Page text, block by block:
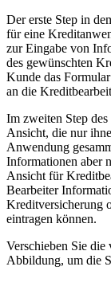
Der erste Step in
für eine
zur Eingabe von
des gewünschten
Kunde das
an die
Im zweiten Step des
Ansicht, die nur
Anwendung
Informationen aber
Ansicht für
Bearbeiter
Kreditversicherung
eintragen können.
Verschieben Sie
Abbildung, um die